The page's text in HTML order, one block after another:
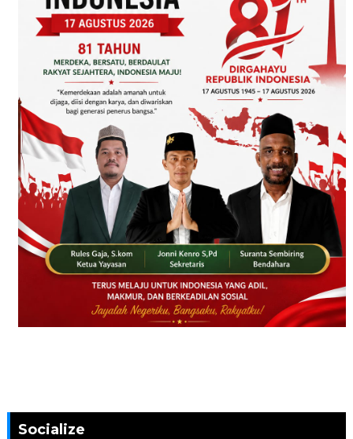
Socialize